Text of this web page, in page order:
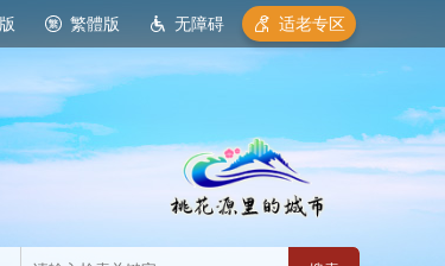
繁體版 无障碍 适老专区